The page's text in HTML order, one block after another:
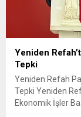
Yeniden
Tepki
Yeniden Refah
Tepki Yeniden
Ekonomik İşler